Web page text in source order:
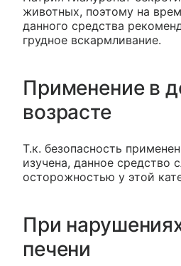
животных, поэтому на
данного средства
грудное вскармливание.
Применение в
возрасте
Т.к. безопасность
изучена, данное средство
осторожностью у этой
При
печени